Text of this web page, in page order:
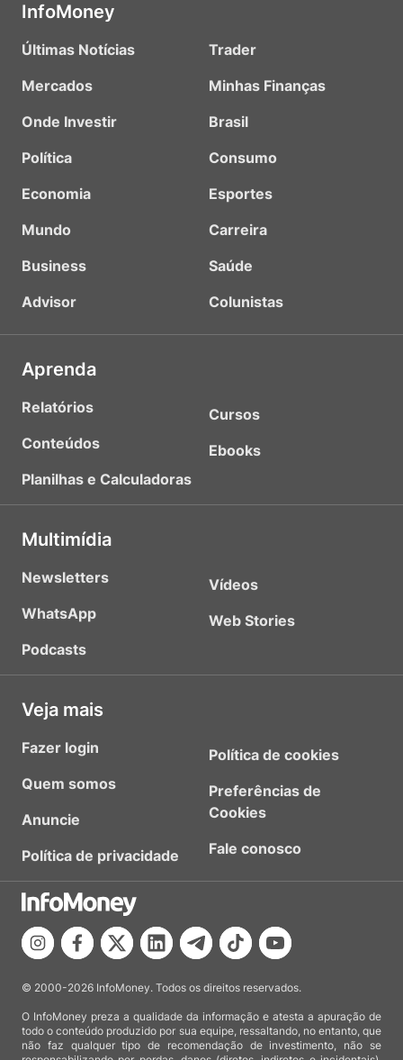
InfoMoney
Últimas Notícias
Mercados
Onde Investir
Política
Economia
Mundo
Business
Advisor
Trader
Minhas Finanças
Brasil
Consumo
Esportes
Carreira
Saúde
Colunistas
Aprenda
Relatórios
Conteúdos
Planilhas e Calculadoras
Cursos
Ebooks
Multimídia
Newsletters
WhatsApp
Podcasts
Vídeos
Web Stories
Veja mais
Fazer login
Quem somos
Anuncie
Política de privacidade
Política de cookies
Preferências de
Cookies
Fale conosco
© 2000-2026 InfoMoney. Todos os direitos reservados.
O InfoMoney preza a qualidade da informação e atesta a apuração de
todo o conteúdo produzido por sua equipe, ressaltando, no entanto, que
não faz qualquer tipo de recomendação de investimento, não se